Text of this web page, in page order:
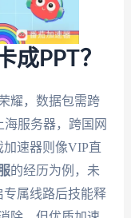
成PPT？
耀，数据包需跨
服务器，跨国网
速器则像VIP直
的经历为例，未
属线路后技能释